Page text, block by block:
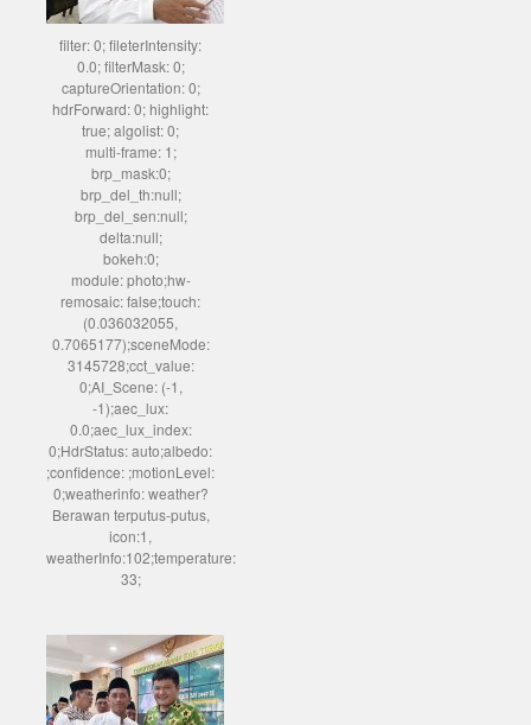
filter: 0; fileterIntensity:
0.0; filterMask: 0;
captureOrientation: 0;
hdrForward: 0; highlight:
true; algolist: 0;
multi-frame: 1;
brp_mask:0;
brp_del_th:null;
brp_del_sen:null;
delta:null;
bokeh:0;
module: photo;hw-
remosaic: false;touch:
(0.036032055,
0.7065177);sceneMode:
3145728;cct_value:
0;AI_Scene: (-1,
-1);aec_lux:
0.0;aec_lux_index:
0;HdrStatus: auto;albedo:
;confidence: ;motionLevel:
0;weatherinfo: weather?
Berawan terputus-putus,
icon:1,
weatherInfo:102;temperature:
33;